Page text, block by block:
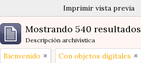
Imprimir vista previa
Mostrando 540 resultados
Descripción archivística
Bienvenido Con objetos digitales